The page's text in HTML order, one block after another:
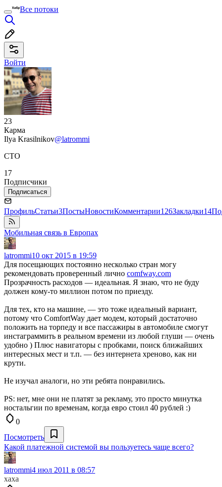
Все потоки
Войти
23
Карма
Ilya Krasilnikov@latrommi
CTO
17
Подписчики
Подписаться
ПрофильСтатьи3ПостыНовостиКомментарии126Закладки14
Мобильная связь в Европах
latrommi10 окт 2015 в 19:59
Для посещающих постоянно несколько стран могу
рекомендовать проверенный лично comfway.com
Прозрачность расходов — идеальная. Я знаю, что не буду
должен кому-то миллион потом по приезду.
Для тех, кто на машине, — это тоже идеальный вариант,
потому что ComfortWay дает модем, который достаточно
положить на торпеду и все пассажиры в автомобиле смогут
инстаграммить в реальном времени из любой глуши — очень
удобно ) Плюс навигаторы с пробками, поиск ближайших
интересных мест и т.п. — без интернета хреново, как ни
крути.
Не изучал аналоги, но эти ребята понравились.
PS: нет, мне они не платят за рекламу, это просто минутка
ностальгии по временам, когда евро стоил 40 рублей :)
0
Посмотреть
Какой платежной системой вы пользуетесь чаще всего?
latrommi4 июл 2011 в 08:57
хаха